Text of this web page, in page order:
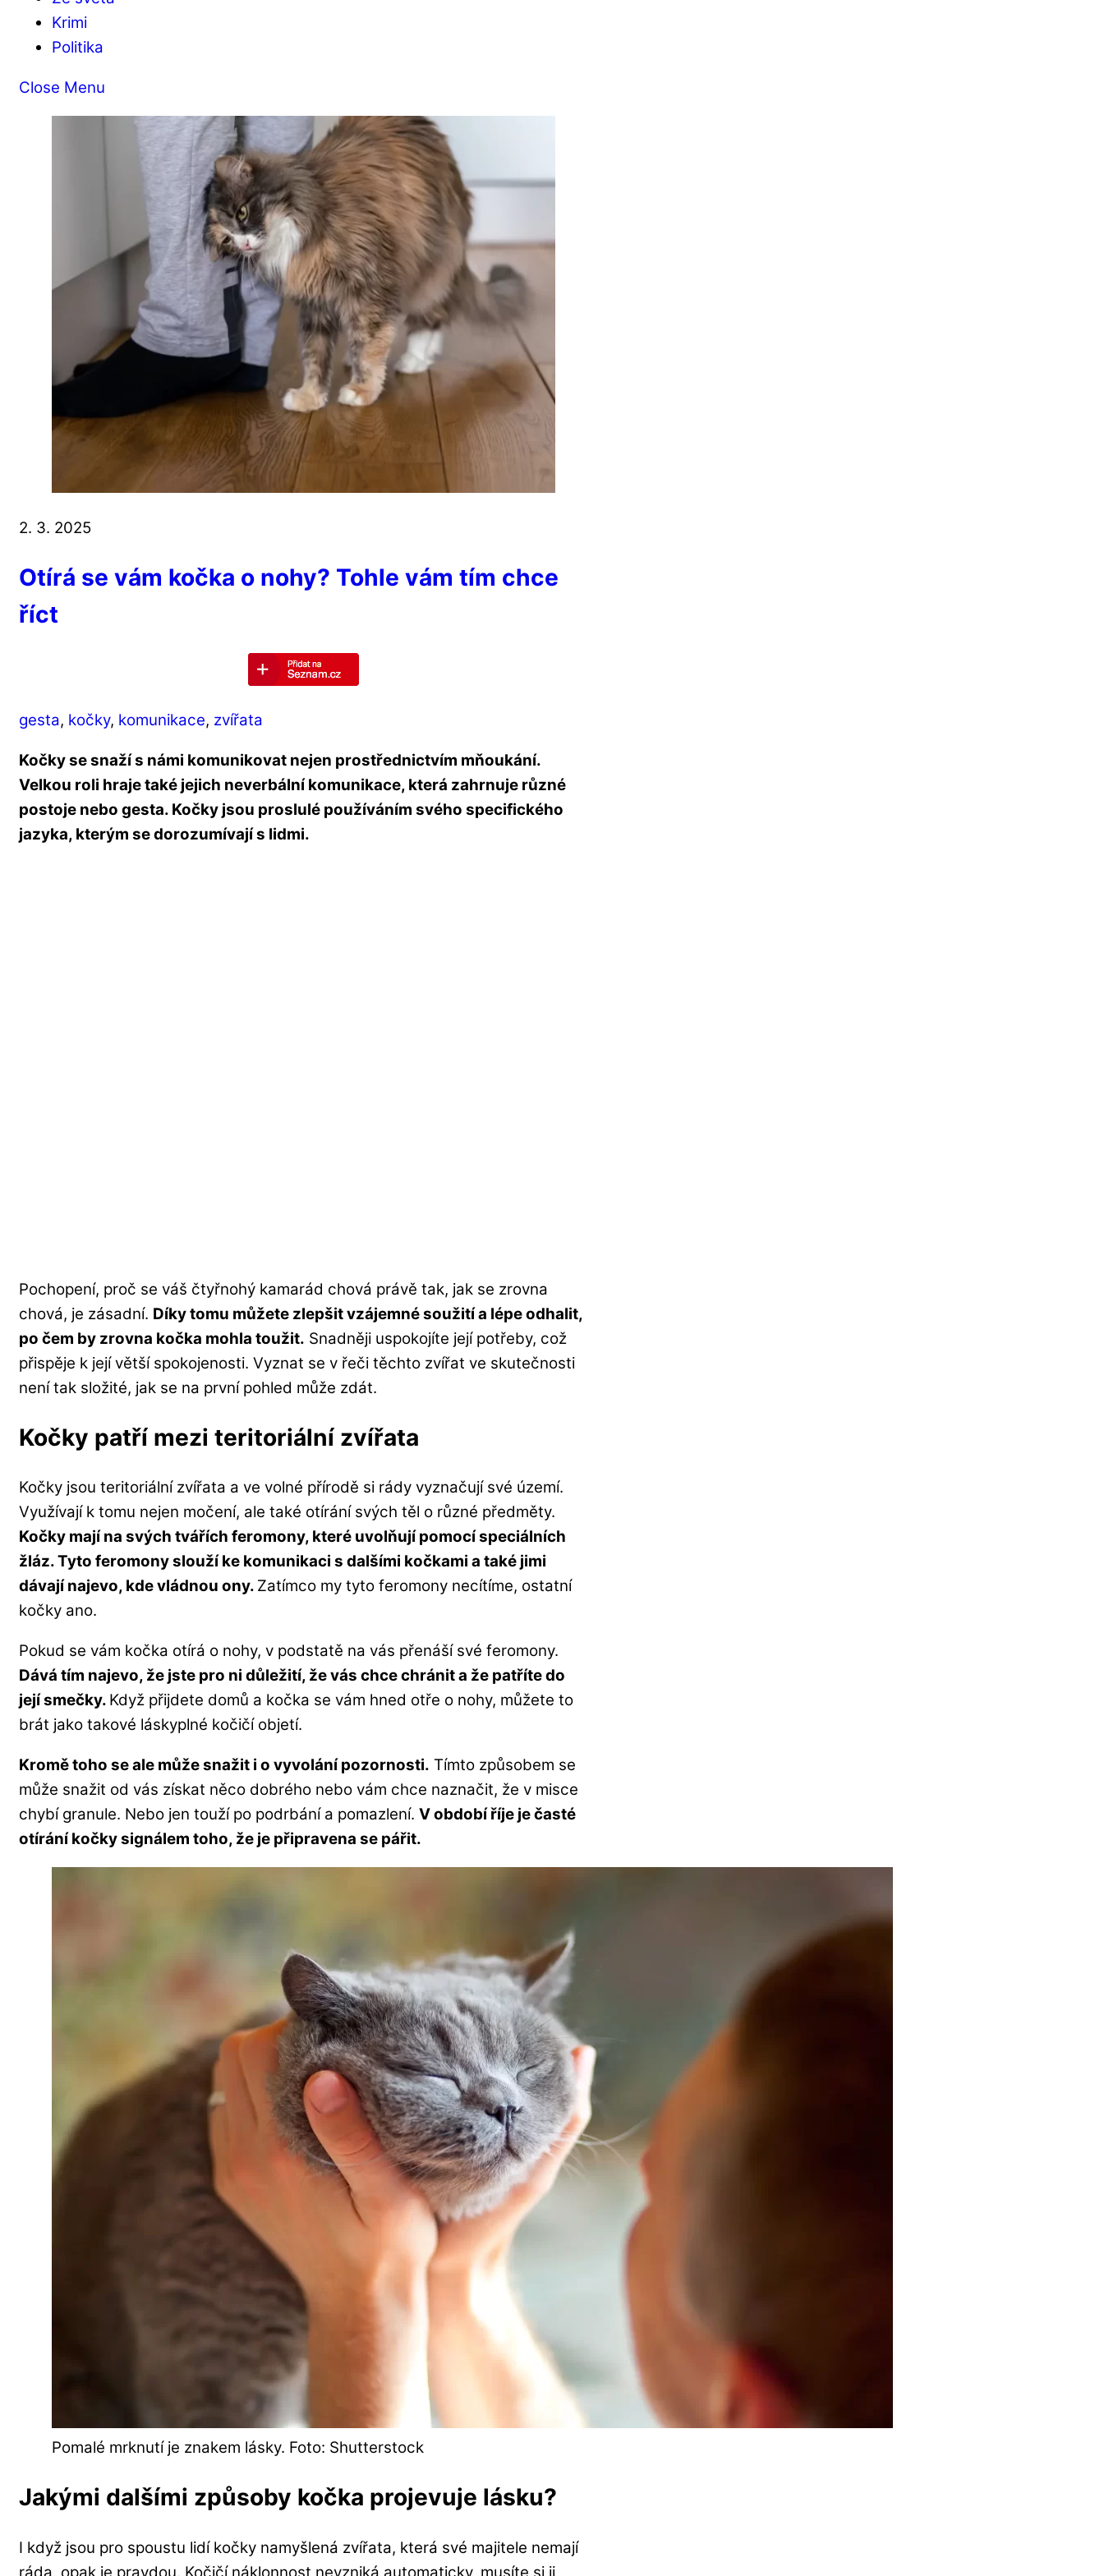
Krimi
Politika
Close Menu
2. 3. 2025
Otírá se vám kočka o nohy? Tohle vám tím chce
říct
gesta, kočky, komunikace, zvířata
Kočky se snaží s námi komunikovat nejen prostřednictvím mňoukání.
Velkou roli hraje také jejich neverbální komunikace, která zahrnuje různé
postoje nebo gesta. Kočky jsou proslulé používáním svého specifického
jazyka, kterým se dorozumívají s lidmi.
Pochopení, proč se váš čtyřnohý kamarád chová právě tak, jak se zrovna
chová, je zásadní. Díky tomu můžete zlepšit vzájemné soužití a lépe odhalit,
po čem by zrovna kočka mohla toužit. Snadněji uspokojíte její potřeby, což
přispěje k její větší spokojenosti. Vyznat se v řeči těchto zvířat ve skutečnosti
není tak složité, jak se na první pohled může zdát.
Kočky patří mezi teritoriální zvířata
Kočky jsou teritoriální zvířata a ve volné přírodě si rády vyznačují své území.
Využívají k tomu nejen močení, ale také otírání svých těl o různé předměty.
Kočky mají na svých tvářích feromony, které uvolňují pomocí speciálních
žláz. Tyto feromony slouží ke komunikaci s dalšími kočkami a také jimi
dávají najevo, kde vládnou ony. Zatímco my tyto feromony necítíme, ostatní
kočky ano.
Pokud se vám kočka otírá o nohy, v podstatě na vás přenáší své feromony.
Dává tím najevo, že jste pro ni důležití, že vás chce chránit a že patříte do
její smečky. Když přijdete domů a kočka se vám hned otře o nohy, můžete to
brát jako takové láskyplné kočičí objetí.
Kromě toho se ale může snažit i o vyvolání pozornosti. Tímto způsobem se
může snažit od vás získat něco dobrého nebo vám chce naznačit, že v misce
chybí granule. Nebo jen touží po podrbání a pomazlení. V období říje je časté
otírání kočky signálem toho, že je připravena se pářit.
Pomalé mrknutí je znakem lásky. Foto: Shutterstock
Jakými dalšími způsoby kočka projevuje lásku?
I když jsou pro spoustu lidí kočky namyšlená zvířata, která své majitele nemají
ráda, opak je pravdou. Kočičí náklonnost nevzniká automaticky, musíte si ji